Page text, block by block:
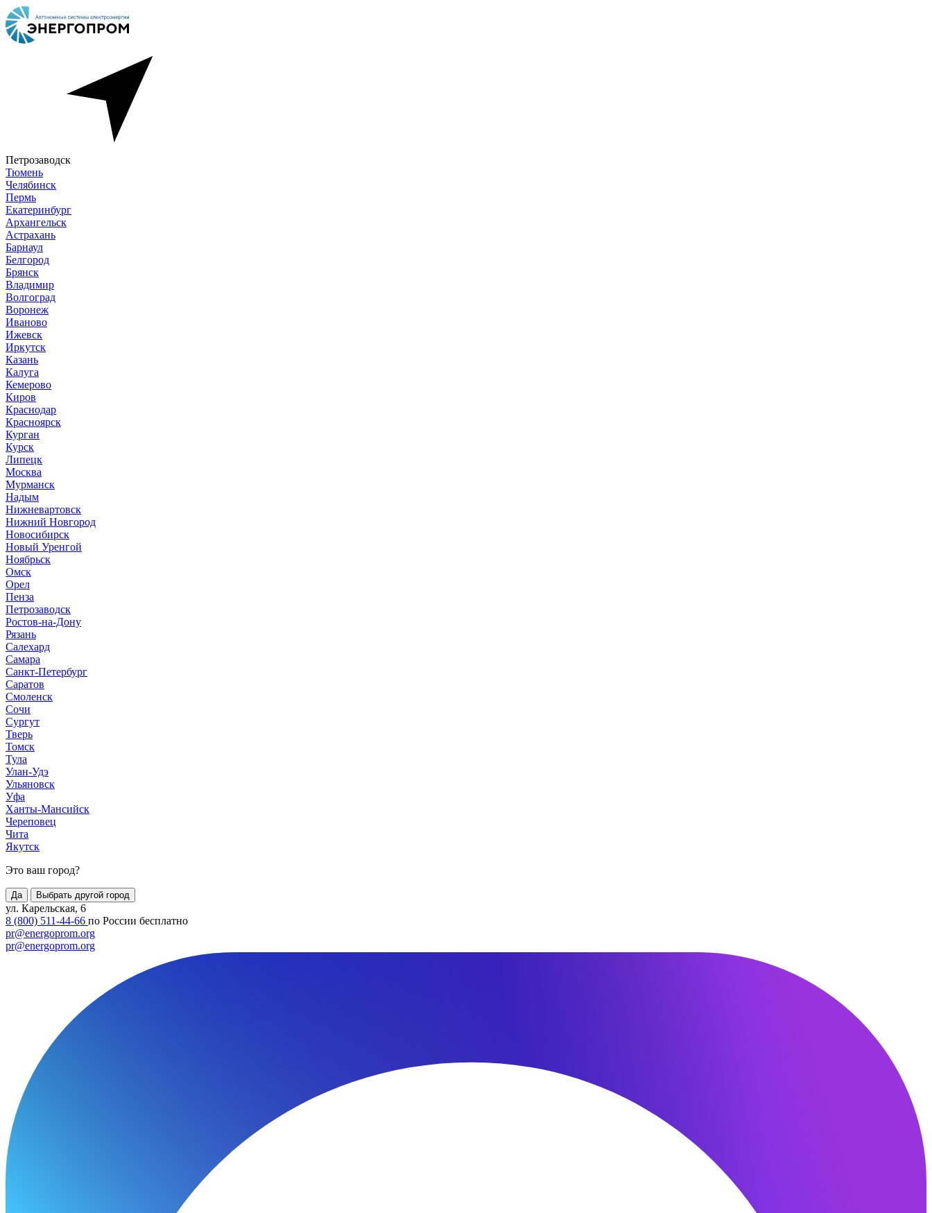
Петрозаводск
Тюмень
Челябинск
Пермь
Екатеринбург
Архангельск
Астрахань
Барнаул
Белгород
Брянск
Владимир
Волгоград
Воронеж
Иваново
Ижевск
Иркутск
Казань
Калуга
Кемерово
Киров
Краснодар
Красноярск
Курган
Курск
Липецк
Москва
Мурманск
Надым
Нижневартовск
Нижний Новгород
Новосибирск
Новый Уренгой
Ноябрьск
Омск
Орел
Пенза
Петрозаводск
Ростов-на-Дону
Рязань
Салехард
Самара
Санкт-Петербург
Саратов
Смоленск
Сочи
Сургут
Тверь
Томск
Тула
Улан-Удэ
Ульяновск
Уфа
Ханты-Мансийск
Череповец
Чита
Якутск
Это ваш город?
Да Выбрать другой город
ул. Карельская, 6
8 (800) 511-44-66 по России бесплатно
pr@energoprom.org
pr@energoprom.org